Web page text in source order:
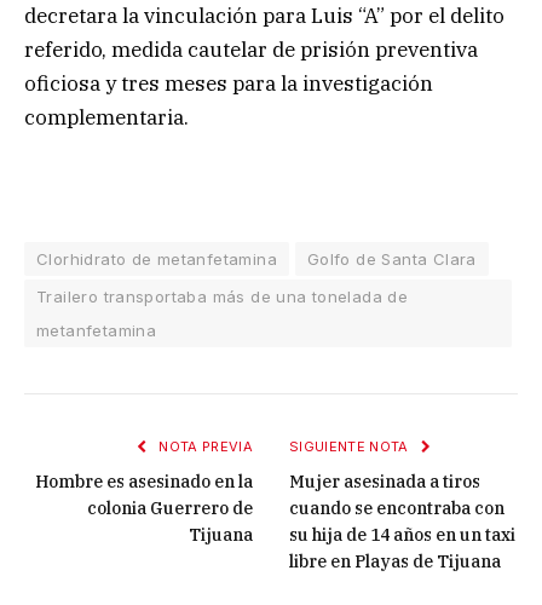
decretara la vinculación para Luis “A” por el delito
referido, medida cautelar de prisión preventiva
oficiosa y tres meses para la investigación
complementaria.
Clorhidrato de metanfetamina
Golfo de Santa Clara
Trailero transportaba más de una tonelada de
metanfetamina
NOTA PREVIA
Hombre es asesinado en la
colonia Guerrero de
Tijuana
SIGUIENTE NOTA
Mujer asesinada a tiros
cuando se encontraba con
su hija de 14 años en un taxi
libre en Playas de Tijuana